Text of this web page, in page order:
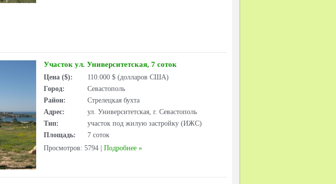
Участок ул. Университетская, 7 соток
Цена ($):
110.000 $ (долларов США)
Город:
Севастополь
Район:
Стрелецкая бухта
Адрес:
ул. Университетская, г. Севастополь
Тип:
участок под жилую застройку (ИЖС)
Площадь:
7 соток
Просмотров: 5794
Подробнее